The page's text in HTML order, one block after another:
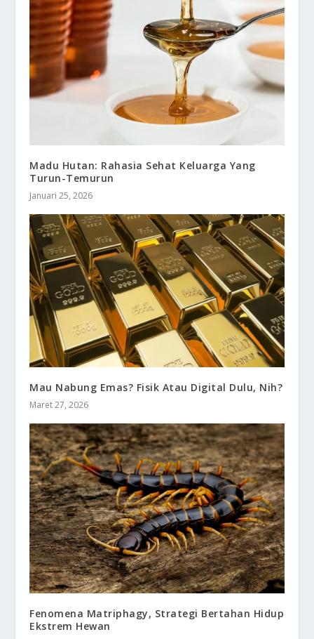
Madu Hutan: Rahasia Sehat Keluarga Yang
Turun-Temurun
Januari 25, 2026
Mau Nabung Emas? Fisik Atau Digital Dulu, Nih?
Maret 27, 2026
Fenomena Matriphagy, Strategi Bertahan Hidup
Ekstrem Hewan